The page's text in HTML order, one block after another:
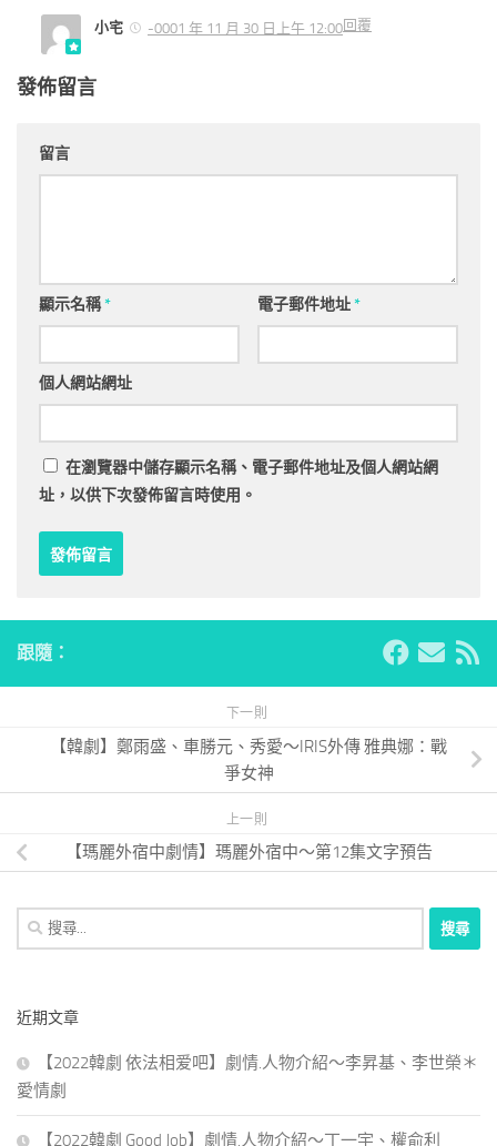
小宅 -0001 年 11 月 30 日上午 12:00回覆
發佈留言
留言
顯示名稱* 電子郵件地址*
個人網站網址
在瀏覽器中儲存顯示名稱、電子郵件地址及個人網站網
址，以供下次發佈留言時使用。
跟隨：
下一則
【韓劇】鄭雨盛、車勝元、秀愛～IRIS外傳 雅典娜：戰
爭女神
上一則
【瑪麗外宿中劇情】瑪麗外宿中～第12集文字預告
搜
尋
字:
近期文章
【2022韓劇 依法相爱吧】劇情.人物介紹～李昇基、李世榮＊
愛情劇
【2022韓劇 Good Job】劇情.人物介紹～丁一宇、權俞利